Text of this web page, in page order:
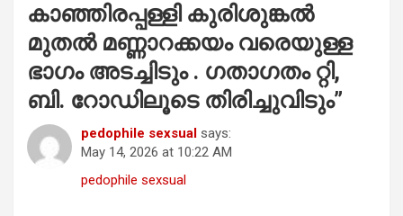
കാഞ്ഞിരപ്പള്ളി കുരിശുങ്കൽ
മുതൽ മണ്ണാറക്കയം വരെയുള്ള
ഭാഗം അടച്ചിടും . ഗതാഗതം റ്റി,
ബി. റോഡിലൂടെ തിരിച്ചുവിടും”
pedophile sexsual says:
May 14, 2026 at 10:22 AM
pedophile sexsual